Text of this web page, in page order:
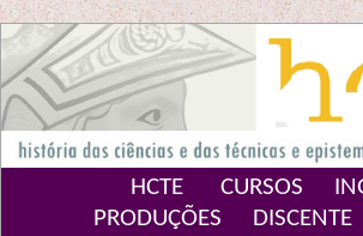
HCTE CURSOS
PRODUÇÕES
DISCENTE